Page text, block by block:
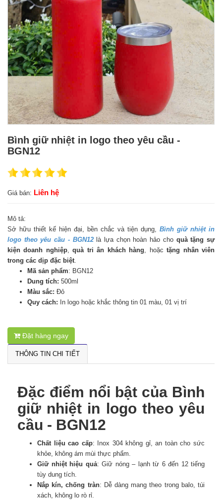
Bình giữ nhiệt in logo theo yêu cầu -
BGN12
Giá bán: Liên hệ
Mô tả:
Sở hữu thiết kế hiện đại, bền chắc và tiện dụng, Bình giữ nhiệt in
logo theo yêu cầu - BGN12là lựa chọn hoàn hảo cho quà tặng sự
kiện doanh nghiệp,quà tri ân khách hàng , hoặctặng nhân viên
trong các dịp đặc biệt
Mã sản phẩm: BGN12
Dung tích: 500ml
Màu sắc: Đỏ
Quy cách: In logo hoặc khắc thông tin 01 màu, 01 vị trí
Đặt hàng ngay
THÔNG TIN CHI TIẾT
Đặc điểm nổi bật của Bình
giữ nhiệt in logo theo yêu
cầu - BGN12
Chất liệu cao cấp: Inox 304 không gỉ, an toàn cho sức
khỏe, không ám mùi thực phẩm.
Giữ nhiệt hiệu quả: Giữ nóng – lạnh từ 6 đến 12 tiếng
tùy dung tích.
Nắp kín, chống tràn: Dễ dàng mang theo trong balo, túi
xách, không lo rò rỉ.